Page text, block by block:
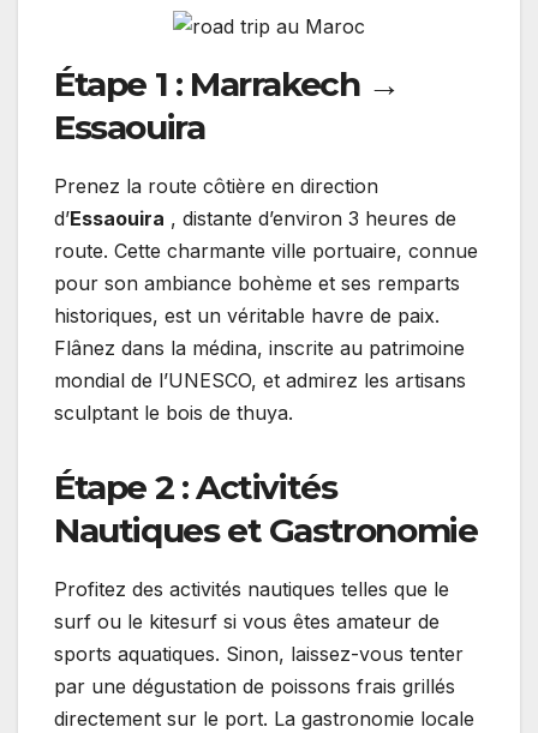
Étape 1 : Marrakech →
Essaouira
Prenez la route côtière en direction
d’Essaouira , distante d’environ 3 heures de
route. Cette charmante ville portuaire, connue
pour son ambiance bohème et ses remparts
historiques, est un véritable havre de paix.
Flânez dans la médina, inscrite au patrimoine
mondial de l’UNESCO, et admirez les artisans
sculptant le bois de thuya.
Étape 2 : Activités
Nautiques et Gastronomie
Profitez des activités nautiques telles que le
surf ou le kitesurf si vous êtes amateur de
sports aquatiques. Sinon, laissez-vous tenter
par une dégustation de poissons frais grillés
directement sur le port. La gastronomie locale